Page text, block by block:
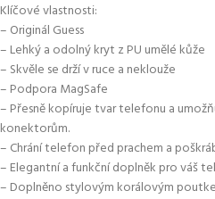
Klíčové vlastnosti:
– Originál Guess
– Lehký a odolný kryt z PU umělé kůže
– Skvěle se drží v ruce a neklouže
– Podpora MagSafe
– Přesně kopíruje tvar telefonu a
konektorům.
– Chrání telefon před prachem a
– Elegantní a funkční doplněk pro váš
– Doplněno stylovým korálovým